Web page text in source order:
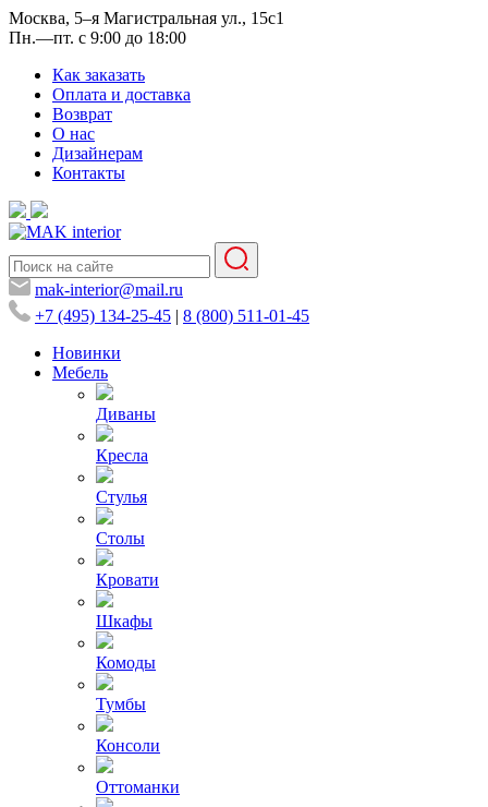
Москва, 5–я Магистральная ул., 15с1
Пн.—пт. с 9:00 до 18:00
Как заказать
Оплата и доставка
Возврат
О нас
Дизайнерам
Контакты
mak-interior@mail.ru
+7 (495) 134-25-45 | 8 (800) 511-01-45
Новинки
Мебель
Диваны
Кресла
Стулья
Столы
Кровати
Шкафы
Комоды
Тумбы
Консоли
Оттоманки